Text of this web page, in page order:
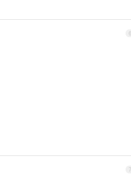
6
7